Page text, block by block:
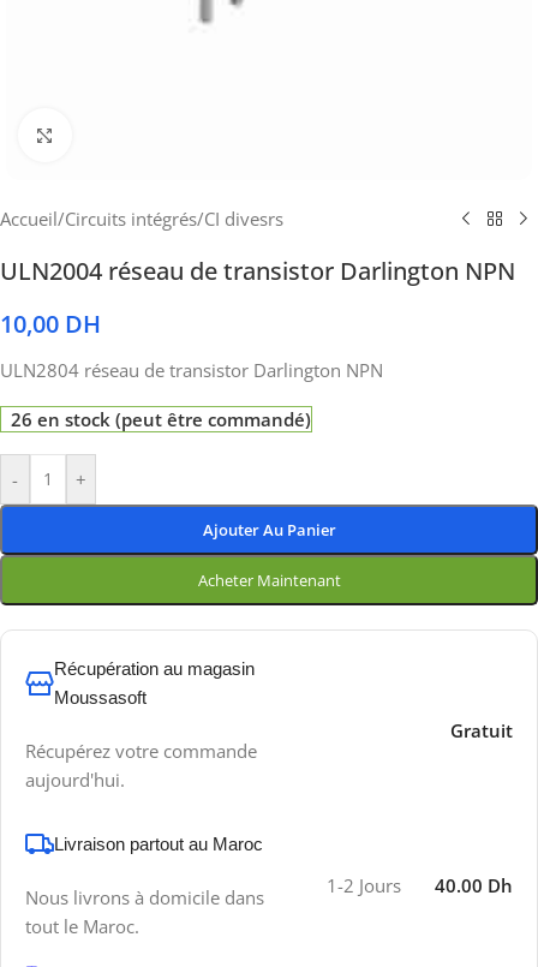
Accueil/Circuits intégrés/CI divesrs
ULN2004 réseau de transistor Darlington NPN
10,00 DH
ULN2804 réseau de transistor Darlington NPN
26 en stock (peut être commandé)
- +
Ajouter Au Panier
Acheter Maintenant
Récupération au magasin
Moussasoft
Récupérez votre commande
aujourd'hui.
Gratuit
Livraison partout au Maroc
Nous livrons à domicile dans
tout le Maroc.
1-2 Jours 40.00 Dh